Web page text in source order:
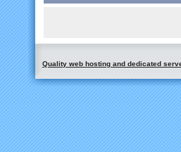
Quality web hosting and dedicated